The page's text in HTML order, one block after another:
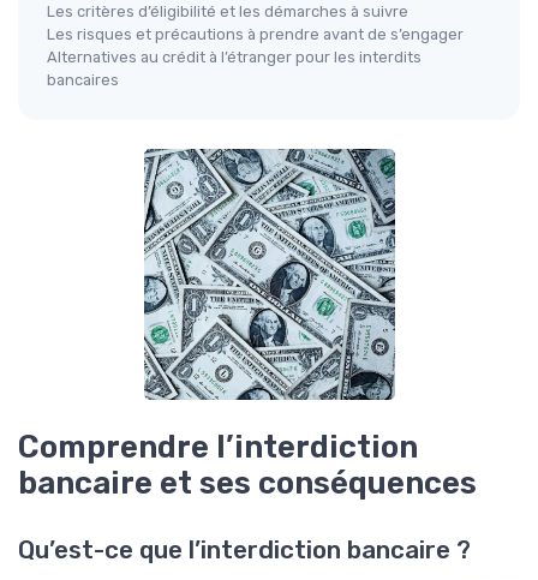
Les critères d’éligibilité et les démarches à suivre
Les risques et précautions à prendre avant de s’engager
Alternatives au crédit à l’étranger pour les interdits
bancaires
Comprendre l’interdiction
bancaire et ses conséquences
Qu’est-ce que l’interdiction bancaire ?